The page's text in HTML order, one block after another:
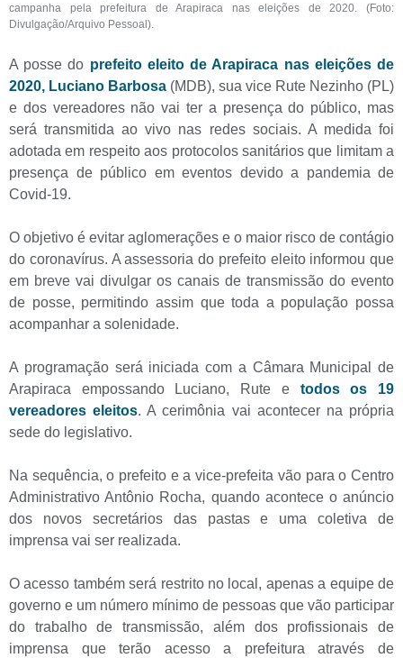
campanha pela prefeitura de Arapiraca nas eleições de 2020. (Foto:
Divulgação/Arquivo Pessoal).
A posse do prefeito eleito de Arapiraca nas eleições de
2020, Luciano Barbosa (MDB), sua vice Rute Nezinho (PL)
e dos vereadores não vai ter a presença do público, mas
será transmitida ao vivo nas redes sociais. A medida foi
adotada em respeito aos protocolos sanitários que limitam a
presença de público em eventos devido a pandemia de
Covid-19.
O objetivo é evitar aglomerações e o maior risco de contágio
do coronavírus. A assessoria do prefeito eleito informou que
em breve vai divulgar os canais de transmissão do evento
de posse, permitindo assim que toda a população possa
acompanhar a solenidade.
A programação será iniciada com a Câmara Municipal de
Arapiraca empossando Luciano, Rute e todos os 19
vereadores eleitos. A cerimônia vai acontecer na própria
sede do legislativo.
Na sequência, o prefeito e a vice-prefeita vão para o Centro
Administrativo Antônio Rocha, quando acontece o anúncio
dos novos secretários das pastas e uma coletiva de
imprensa vai ser realizada.
O acesso também será restrito no local, apenas a equipe de
governo e um número mínimo de pessoas que vão participar
do trabalho de transmissão, além dos profissionais de
imprensa que terão acesso a prefeitura através de